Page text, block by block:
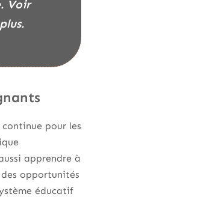
Voir
pour les
apprendre à
opportunités
éducatif